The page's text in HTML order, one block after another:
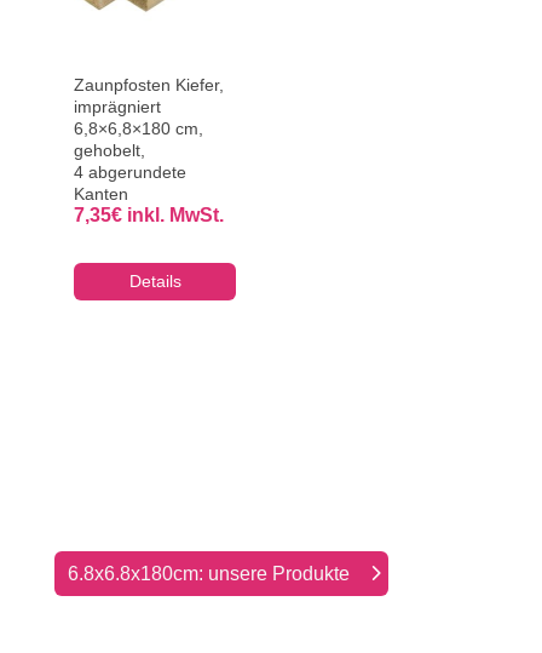
Zaunpfosten Kiefer,
imprägniert
6,8×6,8×180 cm,
gehobelt,
4 abgerundete
Kanten
7,35€ inkl. MwSt.
Details
6.8x6.8x180cm: unsere Produkte